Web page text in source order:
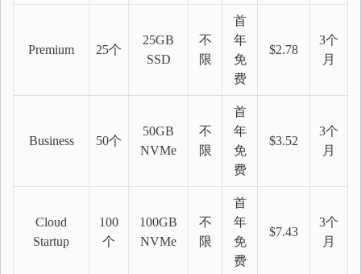
Premium 25个
25GB
SSD
不
限
首
年
免
费
$2.78
3个
月
Business 50个
50GB
NVMe
不
限
首
年
免
费
$3.52
3个
月
Cloud
Startup
100
个
100GB
NVMe
不
限
首
年
免
费
$7.43
3个
月